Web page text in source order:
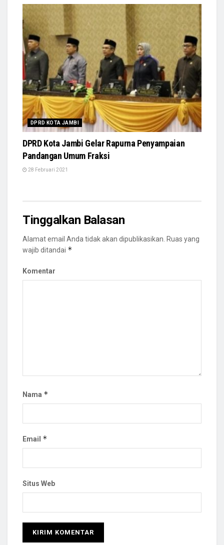
DPRD KOTA JAMBI
DPRD Kota Jambi Gelar Rapurna Penyampaian
Pandangan Umum Fraksi
28 Februari 2021
Tinggalkan Balasan
Alamat email Anda tidak akan dipublikasikan. Ruas yang
wajib ditandai *
Komentar
Nama *
Email *
Situs Web